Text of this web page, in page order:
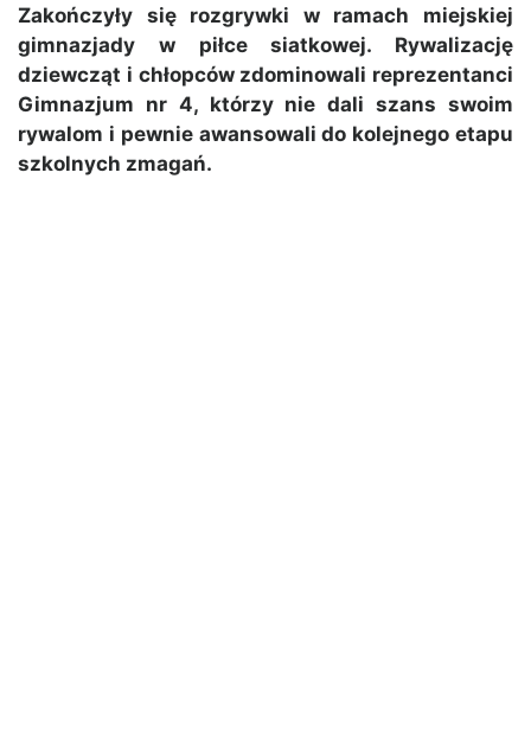
Zakończyły się rozgrywki w ramach miejskiej
gimnazjady w piłce siatkowej. Rywalizację
dziewcząt i chłopców zdominowali reprezentanci
Gimnazjum nr 4, którzy nie dali szans swoim
rywalom i pewnie awansowali do kolejnego etapu
szkolnych zmagań.